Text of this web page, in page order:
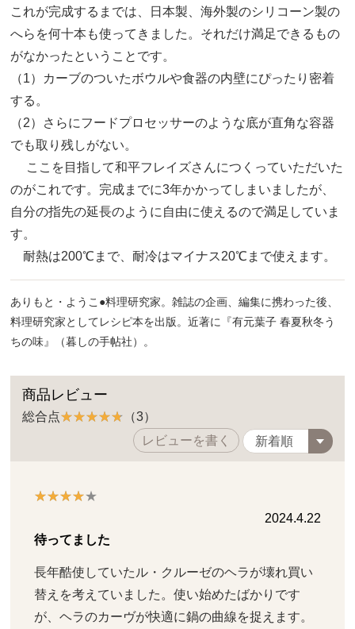
これが完成するまでは、日本製、海外製のシリコーン製の
へらを何十本も使ってきました。それだけ満足できるもの
がなかったということです。
（1）カーブのついたボウルや食器の内壁にぴったり密着
する。
（2）さらにフードプロセッサーのような底が直角な容器
でも取り残しがない。
ここを目指して和平フレイズさんにつくっていただいた
のがこれです。完成までに3年かかってしまいましたが、
自分の指先の延長のように自由に使えるので満足していま
す。
耐熱は200℃まで、耐冷はマイナス20℃まで使えます。
ありもと・ようこ●料理研究家。雑誌の企画、編集に携わった後、
料理研究家としてレシピ本を出版。近著に『有元葉子 春夏秋冬う
ちの味』（暮しの手帖社）。
商品レビュー
総合点
（3）
レビューを書く
2024.4.22
待ってました
長年酷使していたル・クルーゼのヘラが壊れ買い
替えを考えていました。使い始めたばかりです
が、ヘラのカーヴが快適に鍋の曲線を捉えます。